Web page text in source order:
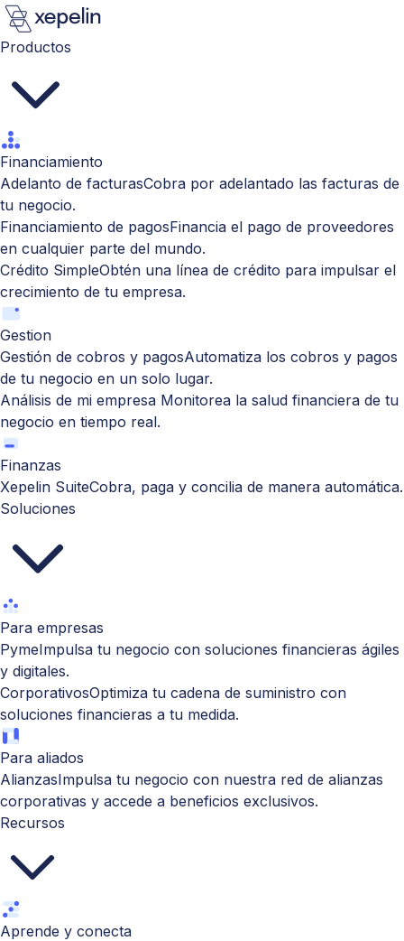
Productos
Financiamiento
Adelanto de facturasCobra por adelantado las facturas de
tu negocio.
Financiamiento de pagosFinancia el pago de proveedores
en cualquier parte del mundo.
Crédito SimpleObtén una línea de crédito para impulsar el
crecimiento de tu empresa.
Gestion
Gestión de cobros y pagosAutomatiza los cobros y pagos
de tu negocio en un solo lugar.
Análisis de mi empresa Monitorea la salud financiera de tu
negocio en tiempo real.
Finanzas
Xepelin SuiteCobra, paga y concilia de manera automática.
Soluciones
Para empresas
PymeImpulsa tu negocio con soluciones financieras ágiles
y digitales.
CorporativosOptimiza tu cadena de suministro con
soluciones financieras a tu medida.
Para aliados
AlianzasImpulsa tu negocio con nuestra red de alianzas
corporativas y accede a beneficios exclusivos.
Recursos
Aprende y conecta